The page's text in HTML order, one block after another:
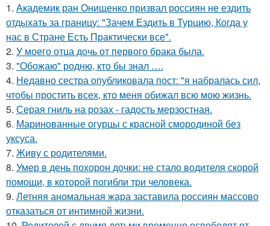
1. Академик ран Онищенко призвал россиян не ездить
отдыхать за границу: "Зачем Ездить в Турцию, Когда у
нас в Стране Есть Практически все".
2. У моего отца дочь от первого брака была.
3. "Обожаю" родню, кто бы знал ….
4. Недавно сестра опубликовала пост: "я набралась сил,
чтобы простить всех, кто меня обижал всю мою жизнь.
5. Серая гниль на розах - гадость мерзостная.
6. Маринованные огурцы с красной смородиной без
уксуса.
7. Живу с родителями.
8. Умер в день похорон дочки: не стало водителя скорой
помощи, в которой погибли три человека.
9. Летняя аномальная жара заставила россиян массово
отказаться от интимной жизни.